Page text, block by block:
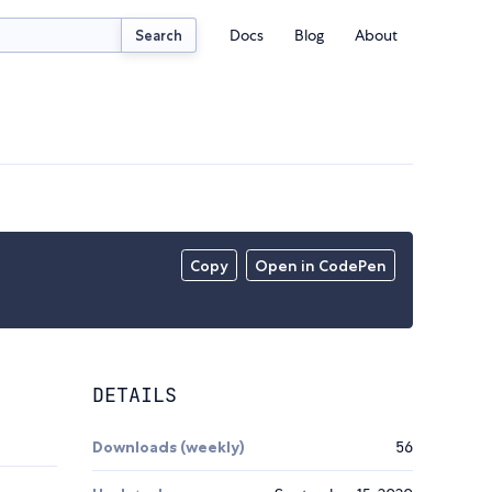
Search Docs Blog About
Copy Open in CodePen
DETAILS
Downloads (weekly) 56